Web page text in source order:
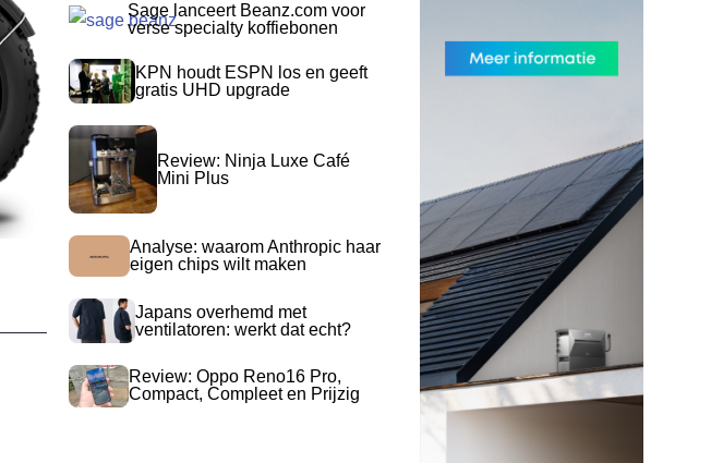
Sage lanceert Beanz.com voor
verse specialty koffiebonen
KPN houdt ESPN los en geeft
gratis UHD upgrade
Review: Ninja Luxe Café
Mini Plus
Analyse: waarom Anthropic haar
eigen chips wilt maken
Japans overhemd met
ventilatoren: werkt dat echt?
Review: Oppo Reno16 Pro,
Compact, Compleet en Prijzig